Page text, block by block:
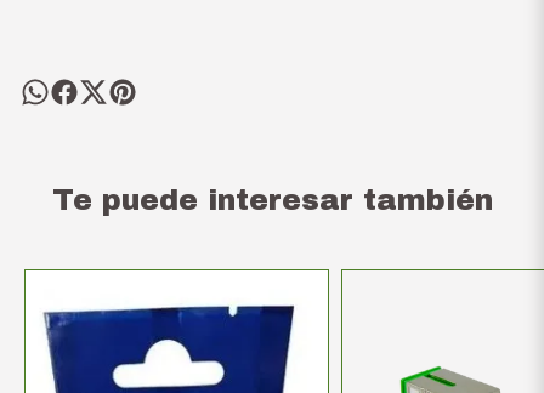
Te puede interesar también